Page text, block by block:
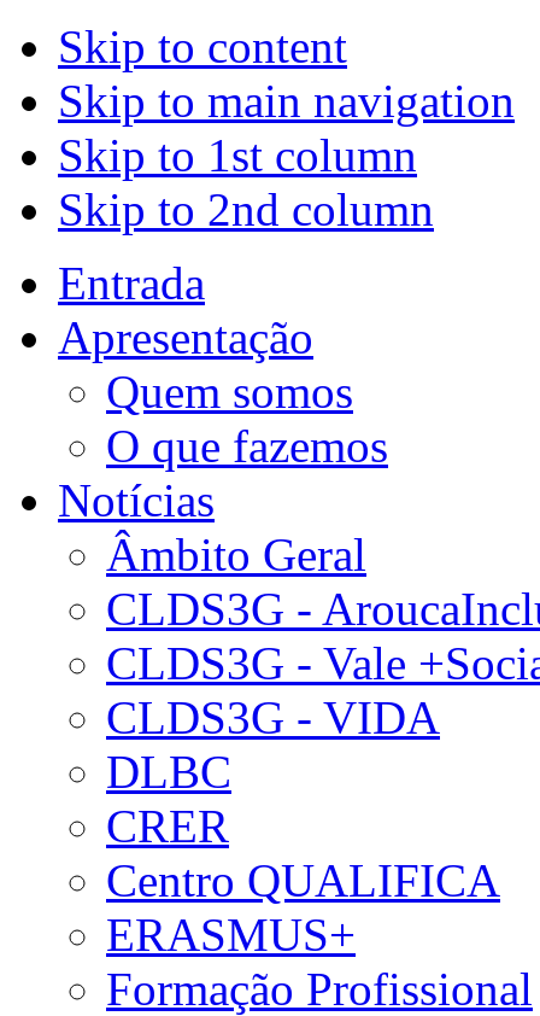
Skip to content
Skip to main navigation
Skip to 1st column
Skip to 2nd column
Entrada
Apresentação
Quem somos
O que fazemos
Notícias
Âmbito Geral
CLDS3G -
CLDS3G - Vale
CLDS3G - VIDA
DLBC
CRER
Centro QUALIFICA
ERASMUS+
Formação Profissional